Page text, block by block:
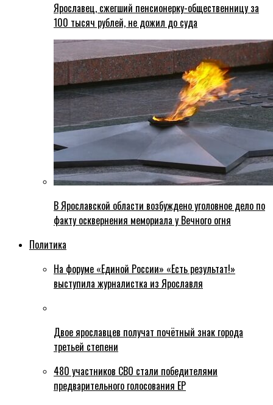
Ярославец, сжегший пенсионерку-общественницу за
100 тысяч рублей, не дожил до суда
В Ярославской области возбуждено уголовное дело по
факту осквернения мемориала у Вечного огня
Политика
На форуме «Единой России» «Есть результат!»
выступила журналистка из Ярославля
Двое ярославцев получат почётный знак города
третьей степени
480 участников СВО стали победителями
предварительного голосования ЕР